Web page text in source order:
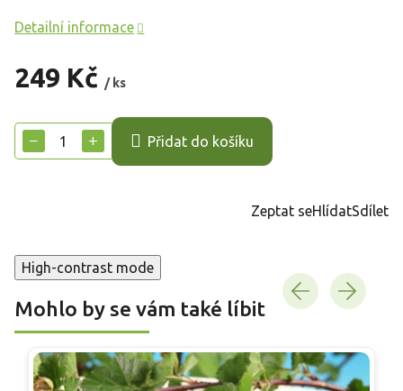
249 Kč / ks
cena:
+
− Přidat do košíku
Detailní informace
Zeptat seHlídatSdílet
High-contrast mode
Mohlo by se vám také líbit